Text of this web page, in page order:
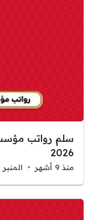
سلم رواتب
2026
منذ 9 أشهر